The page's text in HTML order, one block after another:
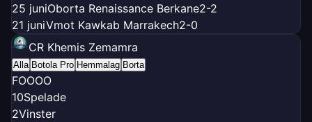
25 juniOborta Renaissance Berkane2-2
21 juniVmot Kawkab Marrakech2-0
CR Khemis Zemamra
Alla Botola Pro Hemmalag Borta
FOOOO
10Spelade
2Vinster